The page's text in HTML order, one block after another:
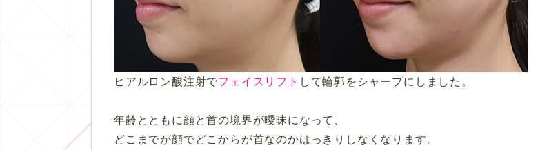
ヒアルロン酸注射でフェイスリフト して輪郭をシャープにしました。
年齢とともに顔と首の境界が曖昧になって、
どこまでが顔でどこからが首なのかはっきりしなくなります。